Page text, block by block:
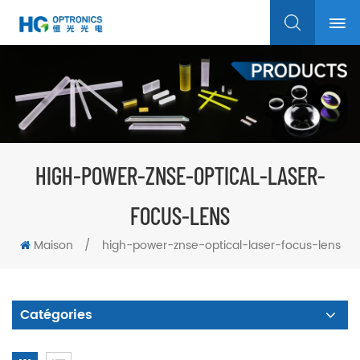
HIGH-POWER-ZNSE-OPTICAL-LASER-
FOCUS-LENS
Maison / high-power-znse-optical-laser-focus-lens
Catégories